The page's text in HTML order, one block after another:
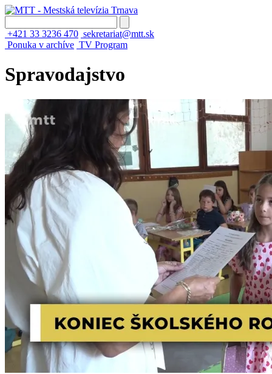
+421 33 3236 470 sekretariat@mtt.sk
Ponuka v archíve TV Program
Spravodajstvo